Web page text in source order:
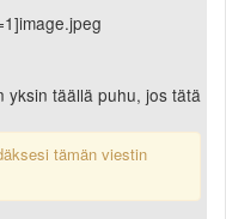
yksin täällä puhu, jos tätä
tämän viestin